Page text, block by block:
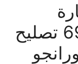
دورانجو 69622745 تصليح